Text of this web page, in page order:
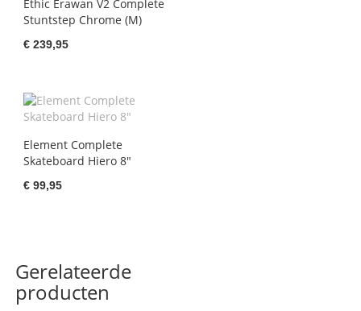
Ethic Erawan V2 Complete
Stuntstep Chrome (M)
€ 239,95
Element Complete
Skateboard Hiero 8"
€ 99,95
Gerelateerde
producten